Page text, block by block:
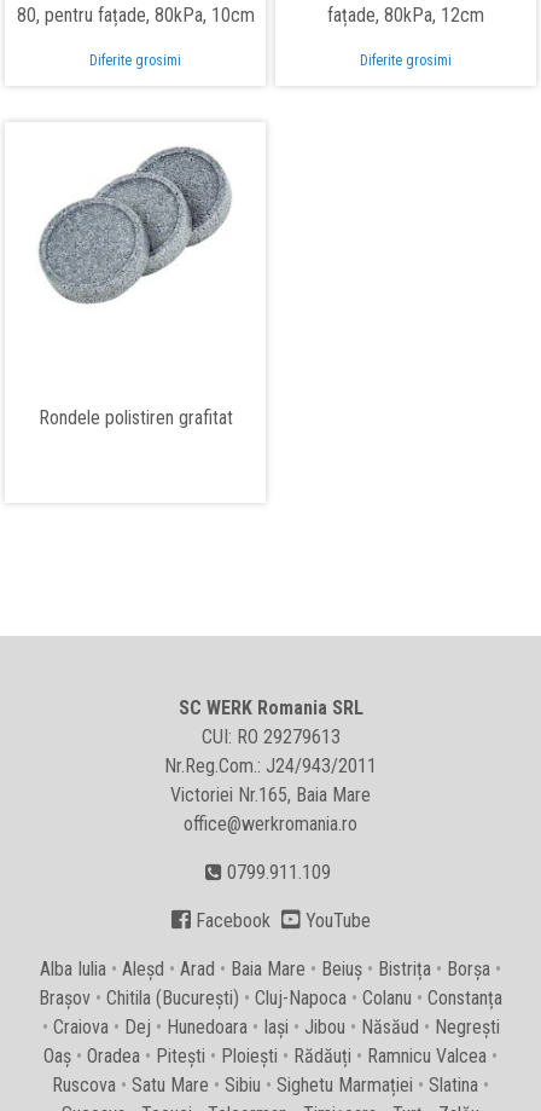
80, pentru fațade, 80kPa, 10cm
Diferite grosimi
fațade, 80kPa, 12cm
Diferite grosimi
Rondele polistiren grafitat
SC WERK Romania SRL
CUI: RO 29279613
Nr.Reg.Com.: J24/943/2011
Victoriei Nr.165, Baia Mare
office@werkromania.ro
0799.911.109
 Facebook  YouTube
Alba Iulia • Aleșd • Arad • Baia Mare • Beiuș • Bistrița • Borșa •
Brașov • Chitila (București) • Cluj-Napoca • Colanu • Constanța
• Craiova• Dej • Hunedoara• Iași • Jibou • Năsăud • Negrești
Oaș • Oradea • Pitești • Ploiești • Rădăuți • Ramnicu Valcea •
Ruscova • Satu Mare • Sibiu • Sighetu Marmației • Slatina •